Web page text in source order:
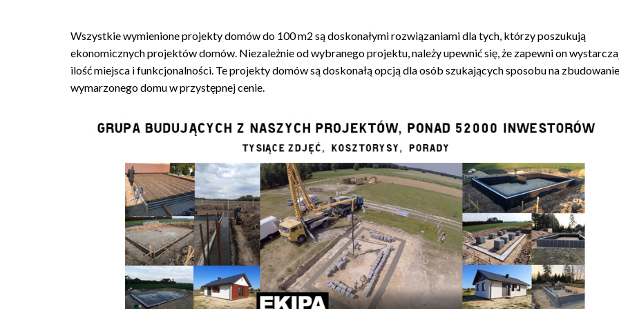
Wszystkie wymienione projekty domów do 100 m2 są doskonałymi rozwiązaniami dla tych, którzy poszukują
ekonomicznych projektów domów. Niezależnie od wybranego projektu, należy upewnić się, że zapewni on
ilość miejsca i funkcjonalności. Te projekty domów są doskonałą opcją dla osób szukających sposobu na zbudowanie
wymarzonego domu w przystępnej cenie.